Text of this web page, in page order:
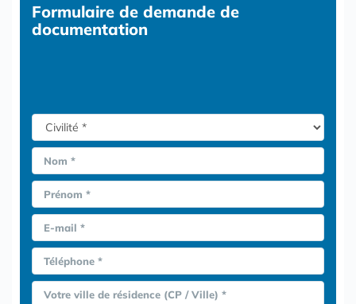
Formulaire de demande de
documentation
Nom *
Prénom *
E-mail *
Téléphone *
Votre ville de résidence (CP / Ville) *